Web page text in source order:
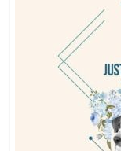
Politécnico
Grancolombiano